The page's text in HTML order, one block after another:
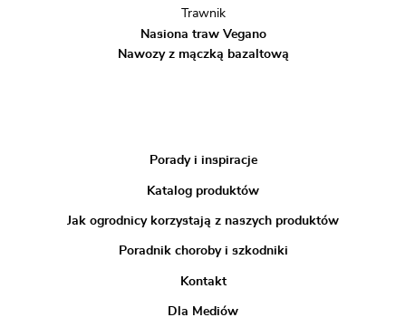
Trawnik
Nasiona traw Vegano
Nawozy z mączką bazaltową
Porady i inspiracje
Katalog produktów
Jak ogrodnicy korzystają z naszych produktów
Poradnik choroby i szkodniki
Kontakt
Dla Mediów